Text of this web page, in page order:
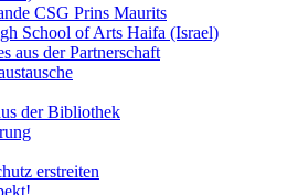
CSG Prins Maurits
School of Arts Haifa (Israel)
aus der Partnerschaft
der Bibliothek
erstreiten